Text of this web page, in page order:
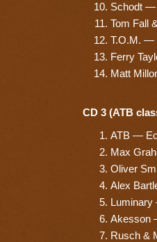
Schodt —
Tom Fall
T.O.M. —
Ferry
Matt
CD 3 (ATB
ATB —
Max
Oliver
Alex
Luminary
Akesson
Rusch &